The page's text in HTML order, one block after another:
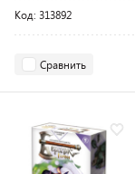
Код: 313892
Сравнить